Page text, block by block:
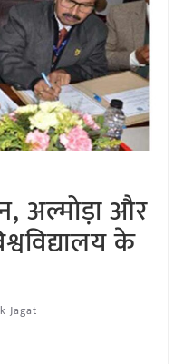
अल्मोड़ा और
के
Jagat